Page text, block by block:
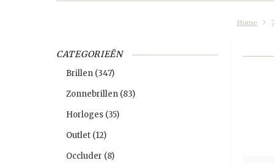
Home
CATEGORIEËN
Brillen (347)
Zonnebrillen (83)
Horloges (35)
Outlet (12)
Occluder (8)